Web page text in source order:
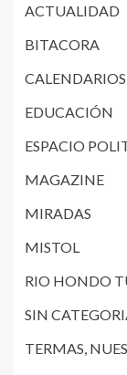
ACTUALIDAD
BITACORA
EDUCACIÓN
ESPACIO
MAGAZINE
MIRADAS
MISTOL
RIO HONDO
SIN
TERMAS,